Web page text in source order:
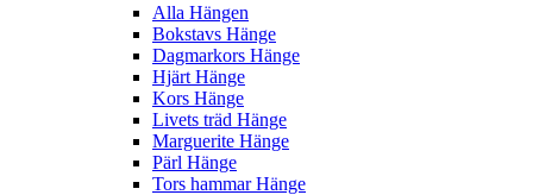
Alla Hängen
Bokstavs Hänge
Dagmarkors Hänge
Hjärt Hänge
Kors Hänge
Livets träd Hänge
Marguerite Hänge
Pärl Hänge
Tors hammar Hänge